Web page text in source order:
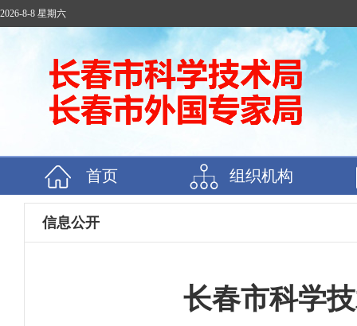
2026-8-8 星期六
首页 组织机构
信息公开
长春市科学